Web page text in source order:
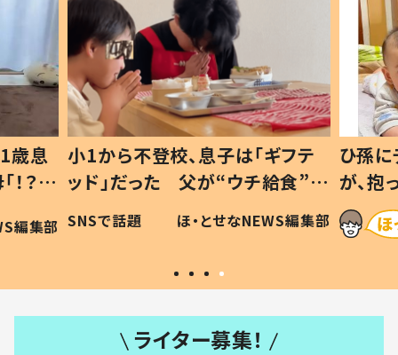
歳息
？」
編集部
小1から不登校、息子は「ギフテ
ッド」だった 父が“ウチ給食”を
作り続ける理由とは #令和の親
#令和の子
SNSで話題 ほ・とせなNEWS編集部
ひ孫
が、
「涙が
い」
ライター募集！